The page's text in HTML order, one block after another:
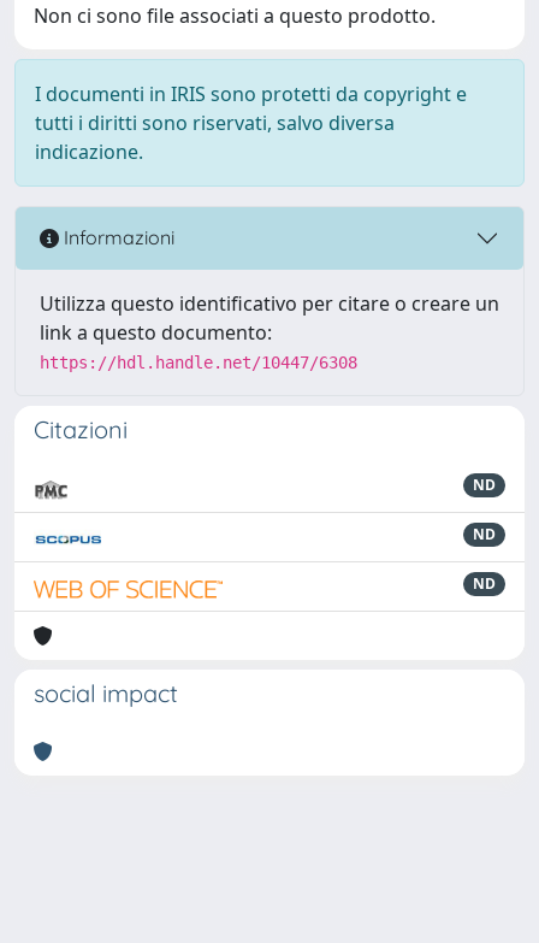
Non ci sono file associati a questo prodotto.
I documenti in IRIS sono protetti da copyright e
tutti i diritti sono riservati, salvo diversa
indicazione.
Informazioni
Utilizza questo identificativo per citare o creare un
link a questo documento:
https://hdl.handle.net/10447/6308
Citazioni
ND
ND
ND
social impact